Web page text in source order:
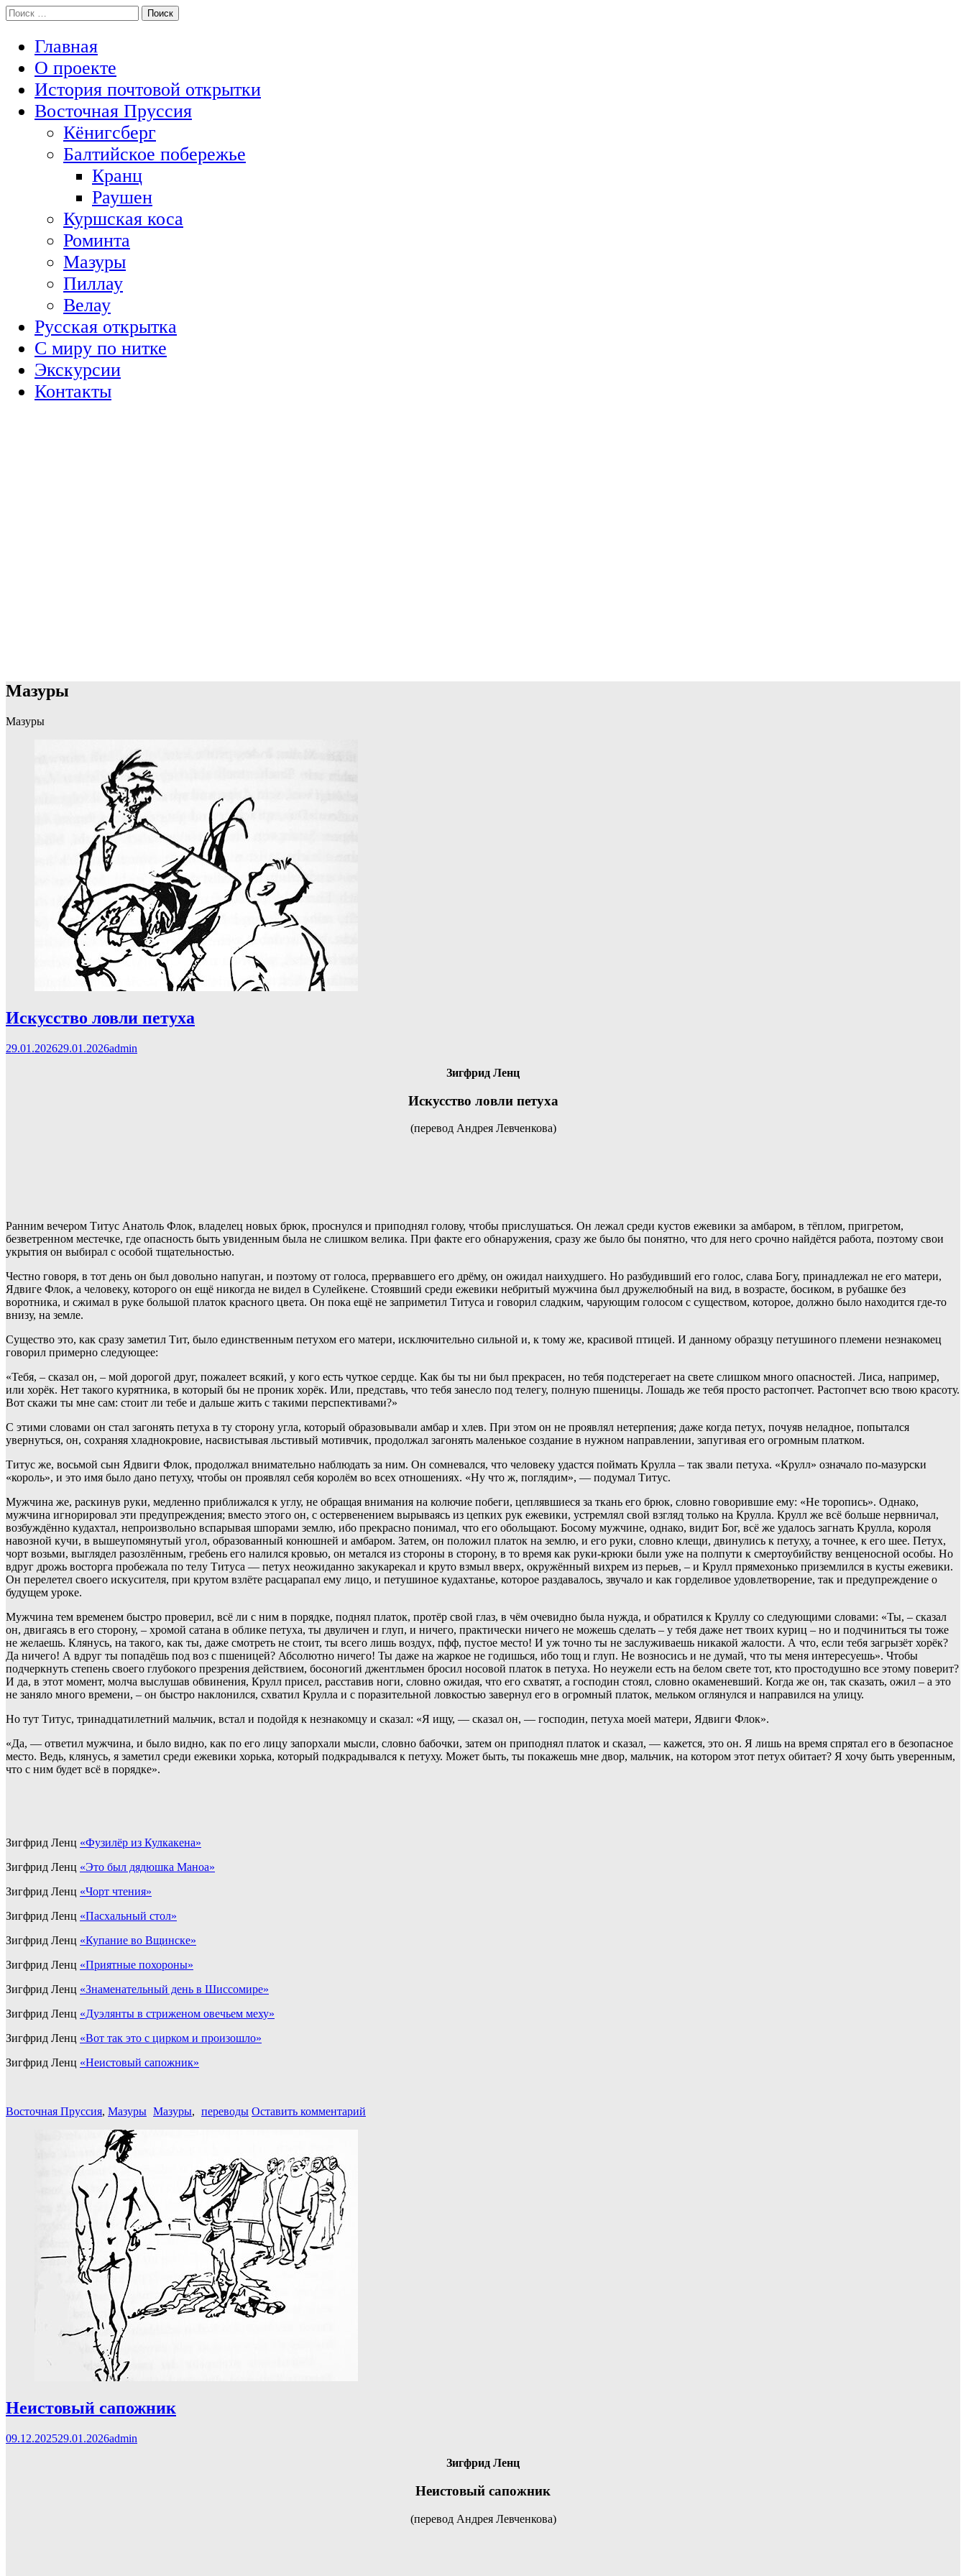
Перейти
к
История Восточной Пруссии в почтовых открытках и не только
Поиск:
Главная
О проекте
История почтовой открытки
Восточная Пруссия
Кёнигсберг
Балтийское побережье
Кранц
Раушен
Куршская коса
Роминта
Мазуры
Пиллау
Велау
Русская открытка
С миру по нитке
Экскурсии
Контакты
Мазуры
Мазуры
Искусство ловли петуха
29.01.202629.01.2026admin
Зигфрид Ленц
Искусство ловли петуха
(перевод Андрея Левченкова)
Ранним вечером Титус Анатоль Флок, владелец новых брюк, проснулся и приподнял голову, чтобы прислушаться. Он лежал среди кустов ежевики за амбаром, в тёплом, пригретом,
безветренном местечке, где опасность быть увиденным была не слишком велика. При факте его обнаружения, сразу же было бы понятно, что для него срочно найдётся работа, поэтому свои
укрытия он выбирал с особой тщательностью.
Честно говоря, в тот день он был довольно напуган, и поэтому от голоса, прервавшего его дрёму, он ожидал наихудшего. Но разбудивший его голос, слава Богу, принадлежал не его матери,
Ядвиге Флок, а человеку, которого он ещё никогда не видел в Сулейкене. Стоявший среди ежевики небритый мужчина был дружелюбный на вид, в возрасте, босиком, в рубашке без
воротника, и сжимал в руке большой платок красного цвета. Он пока ещё не заприметил Титуса и говорил сладким, чарующим голосом с существом, которое, должно было находится где-то
внизу, на земле.
Существо это, как сразу заметил Тит, было единственным петухом его матери, исключительно сильной и, к тому же, красивой птицей. И данному образцу петушиного племени незнакомец
говорил примерно следующее:
«Тебя, – сказал он, – мой дорогой друг, пожалеет всякий, у кого есть чуткое сердце. Как бы ты ни был прекрасен, но тебя подстерегает на свете слишком много опасностей. Лиса, например,
или хорёк. Нет такого курятника, в который бы не проник хорёк. Или, представь, что тебя занесло под телегу, полную пшеницы. Лошадь же тебя просто растопчет. Растопчет всю твою красоту.
Вот скажи ты мне сам: стоит ли тебе и дальше жить с такими перспективами?»
С этими словами он стал загонять петуха в ту сторону угла, который образовывали амбар и хлев. При этом он не проявлял нетерпения; даже когда петух, почуяв неладное, попытался
увернуться, он, сохраняя хладнокровие, насвистывая льстивый мотивчик, продолжал загонять маленькое создание в нужном направлении, запугивая его огромным платком.
Титус же, восьмой сын Ядвиги Флок, продолжал внимательно наблюдать за ним. Он сомневался, что человеку удастся поймать Крулла – так звали петуха. «Крулл» означало по-мазурски
«король», и это имя было дано петуху, чтобы он проявлял себя королём во всех отношениях. «Ну что ж, поглядим», — подумал Титус.
Мужчина же, раскинув руки, медленно приближался к углу, не обращая внимания на колючие побеги, цеплявшиеся за ткань его брюк, словно говорившие ему: «Не торопись». Однако,
мужчина игнорировал эти предупреждения; вместо этого он, с остервенением вырываясь из цепких рук ежевики, устремлял свой взгляд только на Крулла. Крулл же всё больше нервничал,
возбуждённо кудахтал, непроизвольно вспарывая шпорами землю, ибо прекрасно понимал, что его обольщают. Босому мужчине, однако, видит Бог, всё же удалось загнать Крулла, короля
навозной кучи, в вышеупомянутый угол, образованный конюшней и амбаром. Затем, он положил платок на землю, и его руки, словно клещи, двинулись к петуху, а точнее, к его шее. Петух,
чорт возьми, выглядел разозлённым, гребень его налился кровью, он метался из стороны в сторону, в то время как руки-крюки были уже на полпути к смертоубийству венценосной особы. Но
вдруг дрожь восторга пробежала по телу Титуса — петух неожиданно закукарекал и круто взмыл вверх, окружённый вихрем из перьев, – и Крулл прямехонько приземлился в кусты ежевики.
Он перелетел своего искусителя, при крутом взлёте расцарапал ему лицо, и петушиное кудахтанье, которое раздавалось, звучало и как горделивое удовлетворение, так и предупреждение о
будущем уроке.
Мужчина тем временем быстро проверил, всё ли с ним в порядке, поднял платок, протёр свой глаз, в чём очевидно была нужда, и обратился к Круллу со следующими словами: «Ты, – сказал
он, двигаясь в его сторону, – хромой сатана в облике петуха, ты двуличен и глуп, и ничего, практически ничего не можешь сделать – у тебя даже нет твоих куриц – но и подчиниться ты тоже
не желаешь. Клянусь, на такого, как ты, даже смотреть не стоит, ты всего лишь воздух, пфф, пустое место! И уж точно ты не заслуживаешь никакой жалости. А что, если тебя загрызёт хорёк?
Да ничего! А вдруг ты попадёшь под воз с пшеницей? Абсолютно ничего! Ты даже на жаркое не годишься, ибо тощ и глуп. Не возносись и не думай, что ты меня интересуешь». Чтобы
подчеркнуть степень своего глубокого презрения действием, босоногий джентльмен бросил носовой платок в петуха. Но неужели есть на белом свете тот, кто простодушно все этому поверит?
И да, в этот момент, молча выслушав обвинения, Крулл присел, расставив ноги, словно ожидая, что его схватят, а господин стоял, словно окаменевший. Когда же он, так сказать, ожил – а это
не заняло много времени, – он быстро наклонился, схватил Крулла и с поразительной ловкостью завернул его в огромный платок, мельком оглянулся и направился на улицу.
Но тут Титус, тринадцатилетний мальчик, встал и подойдя к незнакомцу и сказал: «Я ищу, — сказал он, — господин, петуха моей матери, Ядвиги Флок».
«Да, — ответил мужчина, и было видно, как по его лицу запорхали мысли, словно бабочки, затем он приподнял платок и сказал, — кажется, это он. Я лишь на время спрятал его в безопасное
место. Ведь, клянусь, я заметил среди ежевики хорька, который подкрадывался к петуху. Может быть, ты покажешь мне двор, мальчик, на котором этот петух обитает? Я хочу быть уверенным,
что с ним будет всё в порядке».
Зигфрид Ленц «Фузилёр из Кулкакена»
Зигфрид Ленц «Это был дядюшка Маноа»
Зигфрид Ленц «Чорт чтения»
Зигфрид Ленц «Пасхальный стол»
Зигфрид Ленц «Купание во Вщинске»
Зигфрид Ленц «Приятные похороны»
Зигфрид Ленц «Знаменательный день в Шиссомире»
Зигфрид Ленц «Дуэлянты в стриженом овечьем меху»
Зигфрид Ленц «Вот так это с цирком и произошло»
Зигфрид Ленц «Неистовый сапожник»
Восточная Пруссия, Мазуры Мазуры, переводы Оставить комментарий
Неистовый сапожник
09.12.202529.01.2026admin
Зигфрид Ленц
Неистовый сапожник
(перевод Андрея Левченкова)